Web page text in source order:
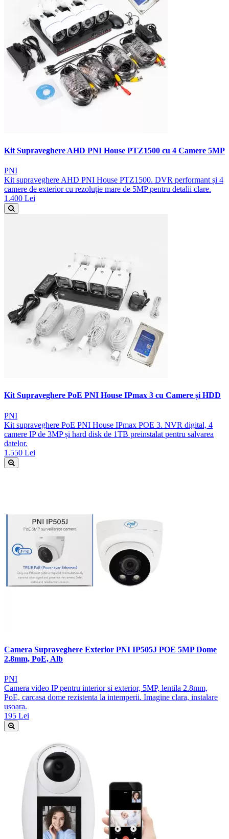
Kit Supraveghere AHD PNI House PTZ1500 cu 4 Camere 5MP
PNI
Kit supraveghere AHD PNI House PTZ1500. DVR performant și 4
camere de exterior cu rezoluție mare de 5MP pentru detalii clare.
1.400 Lei
Kit Supraveghere PoE PNI House IPmax 3 cu Camere și HDD
PNI
Kit supraveghere PoE PNI House IPmax POE 3. NVR digital, 4
camere IP de 3MP și hard disk de 1TB preinstalat pentru salvarea
datelor.
1.550 Lei
Camera Supraveghere Exterior PNI IP505J POE 5MP Dome
2.8mm, PoE, Alb
PNI
Camera video IP pentru interior si exterior, 5MP, lentila 2.8mm,
PoE, carcasa dome rezistenta la intemperii. Imagine clara, instalare
usoara.
195 Lei